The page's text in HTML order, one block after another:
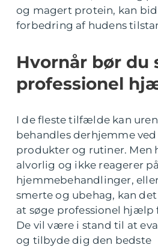
og magert protein, kan
forbedring af hudens
Hvornår bør du
professionel
I de fleste tilfælde kan
behandles derhjemme
produkter og rutiner. Men
alvorlig og ikke reagerer på
hjemmebehandlinger,
smerte og ubehag, kan
at søge professionel hjælp
De vil være i stand til at
og tilbyde dig den bedste